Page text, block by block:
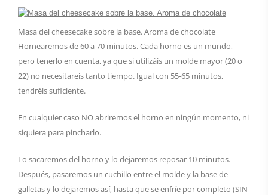
Masa del cheesecake sobre la base. Aroma de chocolate
Hornearemos de 60 a 70 minutos. Cada horno es un mundo,
pero tenerlo en cuenta, ya que si utilizáis un molde mayor (20 o
22) no necesitareis tanto tiempo. Igual con 55-65 minutos,
tendréis suficiente.
En cualquier caso NO abriremos el horno en ningún momento, ni
siquiera para pincharlo.
Lo sacaremos del horno y lo dejaremos reposar 10 minutos.
Después, pasaremos un cuchillo entre el molde y la base de
galletas y lo dejaremos así, hasta que se enfríe por completo (SIN